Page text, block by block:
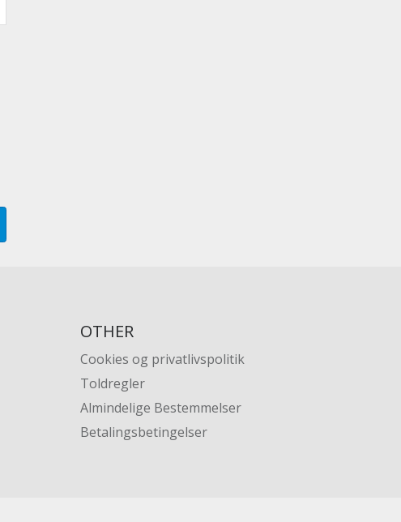
OTHER
Cookies og privatlivspolitik
Toldregler
Almindelige Bestemmelser
Betalingsbetingelser